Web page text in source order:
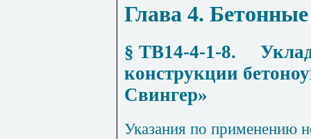
Глава 4.
§ ТВ14-4-1-8.
конструкции
Свингер»
Указания по применению